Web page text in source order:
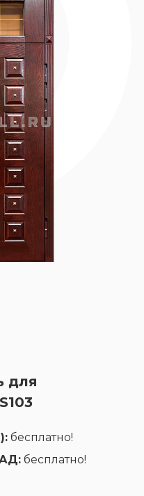
для
бесплатно!
бесплатно!